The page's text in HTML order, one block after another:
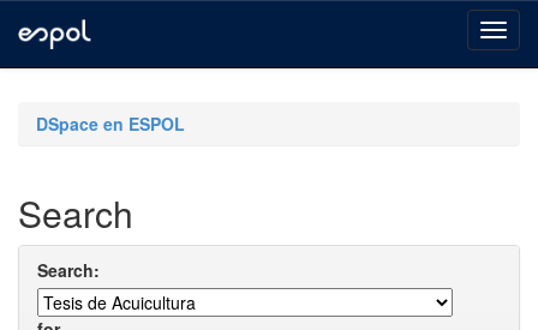
navigationDSpace en ESPOL
Search
Search: